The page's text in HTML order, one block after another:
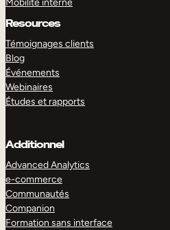
Mobilité interne
Resources
Témoignages clients
Blog
Événements
Webinaires
Études et rapports
Additionnel
Advanced Analytics
e-commerce
Communautés
Companion
Formation sans interface